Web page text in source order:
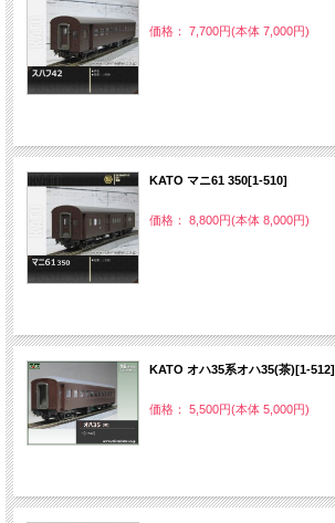
価格： 7,700円(本体 7,000円)
KATO マニ61 350[1-510]
価格： 8,800円(本体 8,000円)
KATO オハ35系オハ35(茶)[1-512]
価格： 5,500円(本体 5,000円)